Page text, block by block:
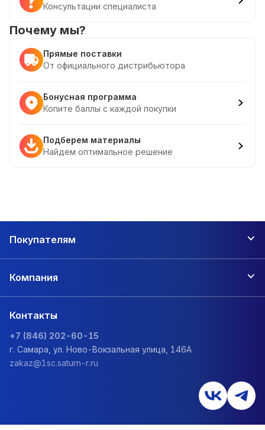
Консультации специалиста
Почему мы?
Прямые поставки
От официального дистрибьютора
Бонусная программа
Копите баллы с каждой покупки
Подберем материалы
Найдем оптимальное решение
Покупателям
Компания
Контакты
+7 (846) 202-60-15
г. Самара, ул. Ново-Вокзальная улица, 146А
zakaz@1sc.saturn-r.ru